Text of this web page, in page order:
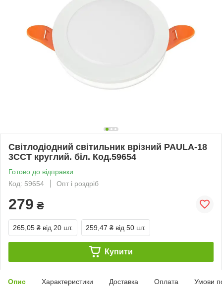
Світлодіодний світильник врізний PAULA-18
3CCT круглий. біл. Код.59654
Готово до відправки
Код: 59654
Опт і роздріб
279 ₴
265,05 ₴ від 20 шт. 259,47 ₴ від 50 шт.
Купити
Опис Характеристики Доставка Оплата Умови